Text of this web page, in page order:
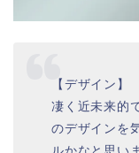
【デザイン】
凄く近未来的
のデザインを